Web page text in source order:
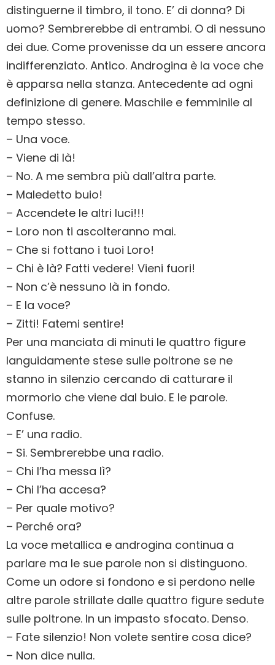
distinguerne il timbro, il tono. E’ di donna? Di
uomo? Sembrerebbe di entrambi. O di nessuno
dei due. Come provenisse da un essere ancora
indifferenziato. Antico. Androgina è la voce che
è apparsa nella stanza. Antecedente ad ogni
definizione di genere. Maschile e femminile al
tempo stesso.
– Una voce.
– Viene di là!
– No. A me sembra più dall’altra parte.
– Maledetto buio!
– Accendete le altri luci!!!
– Loro non ti ascolteranno mai.
– Che si fottano i tuoi Loro!
– Chi è là? Fatti vedere! Vieni fuori!
– Non c’è nessuno là in fondo.
– E la voce?
– Zitti! Fatemi sentire!
Per una manciata di minuti le quattro figure
languidamente stese sulle poltrone se ne
stanno in silenzio cercando di catturare il
mormorio che viene dal buio. E le parole.
Confuse.
– E’ una radio.
– Si. Sembrerebbe una radio.
– Chi l’ha messa lì?
– Chi l’ha accesa?
– Per quale motivo?
– Perché ora?
La voce metallica e androgina continua a
parlare ma le sue parole non si distinguono.
Come un odore si fondono e si perdono nelle
altre parole strillate dalle quattro figure sedute
sulle poltrone. In un impasto sfocato. Denso.
– Fate silenzio! Non volete sentire cosa dice?
– Non dice nulla.